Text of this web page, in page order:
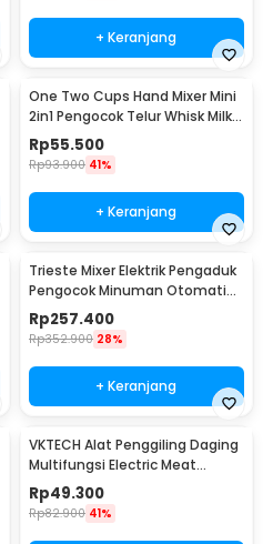
+ Keranjang
One Two Cups Hand Mixer Mini
2in1 Pengocok Telur Whisk Milk
Frother - HMW15
Rp55.500
Rp93.900 41%
+ Keranjang
Trieste Mixer Elektrik Pengaduk
Pengocok Minuman Otomatis
100W 2300RPM - HSM-705
Rp257.400
Rp352.900 28%
+ Keranjang
VKTECH Alat Penggiling Daging
Multifungsi Electric Meat
Grinder 350ml - MY-01
Rp49.300
Rp82.900 41%